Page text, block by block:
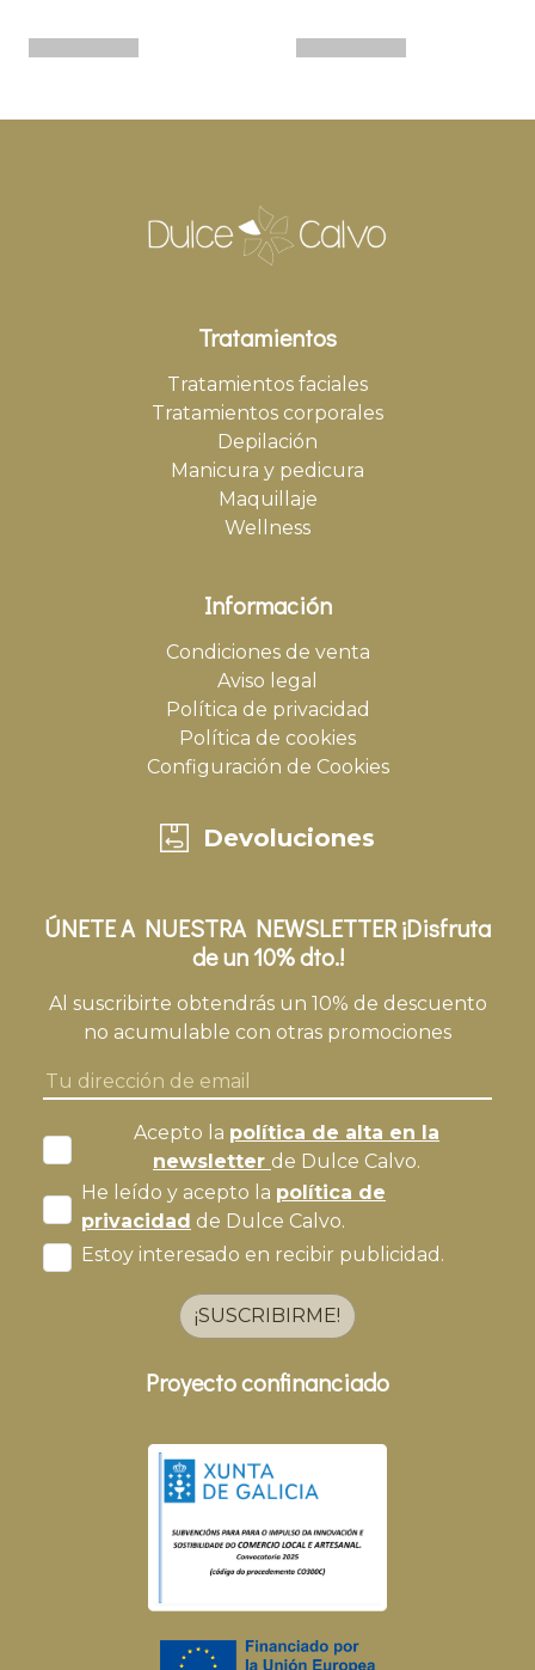
Tratamientos
Tratamientos faciales
Tratamientos corporales
Depilación
Manicura y pedicura
Maquillaje
Wellness
Información
Condiciones de venta
Aviso legal
Política de privacidad
Política de cookies
Configuración de Cookies
Devoluciones
ÚNETE A NUESTRA NEWSLETTER ¡Disfruta
de un 10% dto.!
Al suscribirte obtendrás un 10% de descuento
no acumulable con otras promociones
Acepto la política de alta en la
newsletter de Dulce Calvo.
He leído y acepto la política de
privacidad de Dulce Calvo.
Estoy interesado en recibir publicidad.
¡SUSCRIBIRME!
Proyecto confinanciado